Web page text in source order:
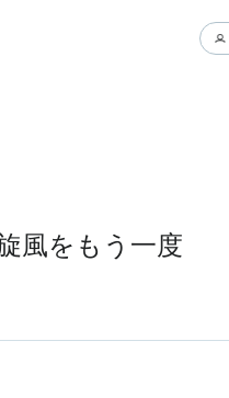
風をもう一度